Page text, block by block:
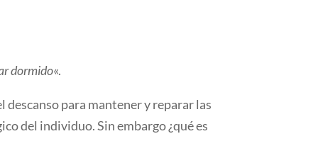
dormido«.
descanso para mantener y reparar las
del individuo. Sin embargo ¿qué es